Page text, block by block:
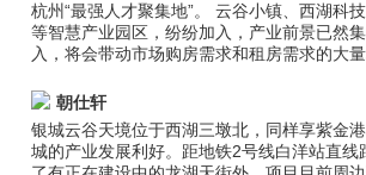
杭州“最强人才聚集地”。 云谷小镇、西湖科
等智慧产业园区，纷纷加入，产业前景已然
入，将会带动市场购房需求和租房需求的大量
朝仕轩
银城云谷天境位于西湖三墩北，同样享紫金
城的产业发展利好。距地铁2号线白洋站直线